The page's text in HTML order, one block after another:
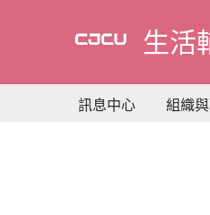
要
容
生活
訊息中心 組織